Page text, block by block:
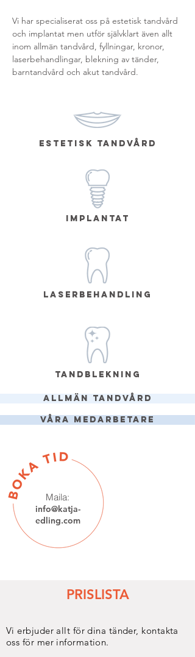
Vi har specialiserat oss på estetisk tandvård
och implantat men utför självklart även allt
inom allmän tandvård, fyllningar, kronor,
laserbehandlingar, blekning av tänder,
barntandvård och akut tandvård.
ESTEtisk tandvård
IMPLANTAT
LASERBEHANDLING
TANDBLEKNING
Allmän tandvård
våra medarbetare
Maila:
info@katja-
edling.com
PRISLISTA
Vi erbjuder allt för dina tänder, kontakta
oss för mer information.